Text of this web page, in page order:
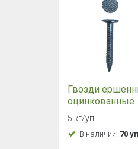
Гвозди
оцинкованные
3,5х30 мм (5 кг./
уп.)
5 кг/уп.
В наличии: 70